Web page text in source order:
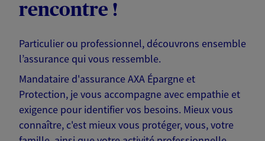
rencontre !
Particulier ou professionnel, découvrons ensemble
l’assurance qui vous ressemble.
Mandataire d'assurance AXA Épargne et
Protection, je vous accompagne avec empathie et
exigence pour identifier vos besoins. Mieux vous
connaître, c'est mieux vous protéger, vous, votre